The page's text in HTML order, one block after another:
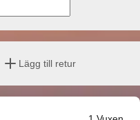
Lägg till retur